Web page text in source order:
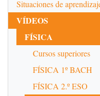
Situaciones de
VÍDEOS
FÍSICA
Cursos superiores
FÍSICA 1º BACH
FÍSICA 2.º ESO